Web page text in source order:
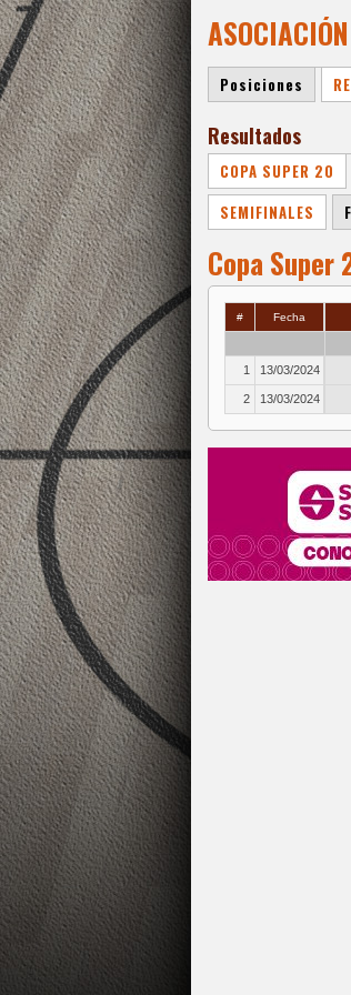
Posiciones
Resultados
COPA SUPER 20
SEMIFINALES
Copa Super
# Fecha
1 13/03/2024
2 13/03/2024